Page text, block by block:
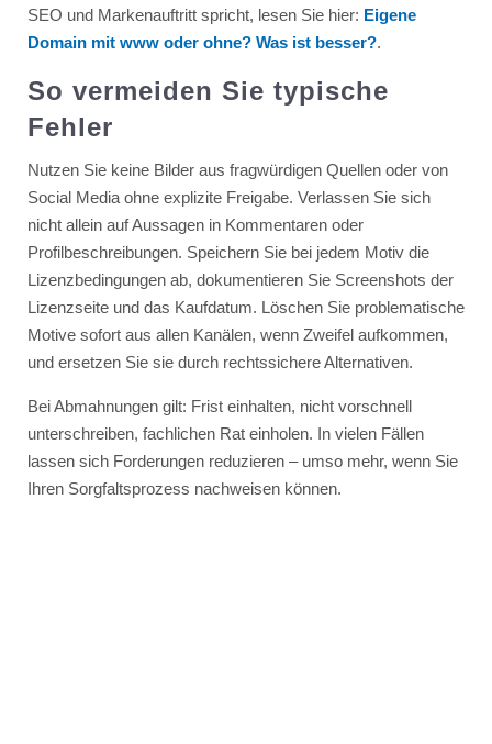
SEO und Markenauftritt spricht, lesen Sie hier: Eigene
Domain mit www oder ohne? Was ist besser?.
So vermeiden Sie typische
Fehler
Nutzen Sie keine Bilder aus fragwürdigen Quellen oder von
Social Media ohne explizite Freigabe. Verlassen Sie sich
nicht allein auf Aussagen in Kommentaren oder
Profilbeschreibungen. Speichern Sie bei jedem Motiv die
Lizenzbedingungen ab, dokumentieren Sie Screenshots der
Lizenzseite und das Kaufdatum. Löschen Sie problematische
Motive sofort aus allen Kanälen, wenn Zweifel aufkommen,
und ersetzen Sie sie durch rechtssichere Alternativen.
Bei Abmahnungen gilt: Frist einhalten, nicht vorschnell
unterschreiben, fachlichen Rat einholen. In vielen Fällen
lassen sich Forderungen reduzieren – umso mehr, wenn Sie
Ihren Sorgfaltsprozess nachweisen können.